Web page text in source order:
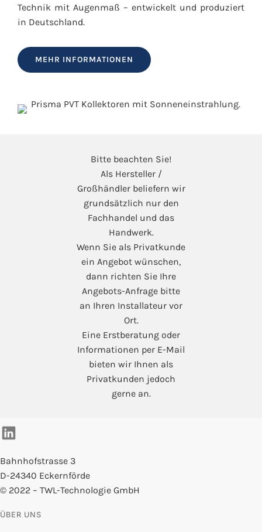
Technik mit Augenmaß – entwickelt und produziert
in Deutschland.
MEHR INFORMATIONEN
Bitte beachten Sie!
Als Hersteller /
Großhändler beliefern wir
grundsätzlich nur den
Fachhandel und das
Handwerk.
Wenn Sie als Privatkunde
ein Angebot wünschen,
dann richten Sie Ihre
Angebots-Anfrage bitte
an Ihren Installateur vor
Ort.
Eine Erstberatung oder
Informationen per E-Mail
bieten wir Ihnen als
Privatkunden jedoch
gerne an.
Bahnhofstrasse 3
D-24340 Eckernförde
© 2022 – TWL-Technologie GmbH
ÜBER UNS